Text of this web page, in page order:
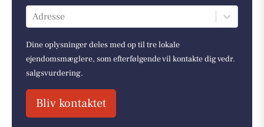
Adresse
Dine oplysninger deles med op til tre lokale
ejendomsmæglere, som efterfølgende vil kontakte dig vedr.
salgsvurdering.
Bliv kontaktet